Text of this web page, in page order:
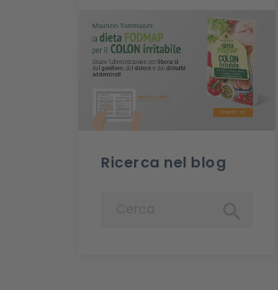
Ricerca nel blog